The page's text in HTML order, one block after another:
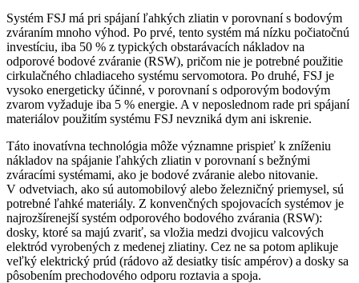
Systém FSJ má pri spájaní ľahkých zliatin v porovnaní s bodovým
zváraním mnoho výhod. Po prvé, tento systém má nízku počiatočnú
investíciu, iba 50 % z typických obstarávacích nákladov na
odporové bodové zváranie (RSW), pričom nie je potrebné použitie
cirkulačného chladiaceho systému servomotora. Po druhé, FSJ je
vysoko energeticky účinné, v porovnaní s odporovým bodovým
zvarom vyžaduje iba 5 % energie. A v neposlednom rade pri spájaní
materiálov použitím systému FSJ nevzniká dym ani iskrenie.
Táto inovatívna technológia môže významne prispieť k zníženiu
nákladov na spájanie ľahkých zliatin v porovnaní s bežnými
zváracími systémami, ako je bodové zváranie alebo nitovanie.
V odvetviach, ako sú automobilový alebo železničný priemysel, sú
potrebné ľahké materiály. Z konvenčných spojovacích systémov je
najrozšírenejší systém odporového bodového zvárania (RSW):
dosky, ktoré sa majú zvariť, sa vložia medzi dvojicu valcových
elektród vyrobených z medenej zliatiny. Cez ne sa potom aplikuje
veľký elektrický prúd (rádovo až desiatky tisíc ampérov) a dosky sa
pôsobením prechodového odporu roztavia a spoja.